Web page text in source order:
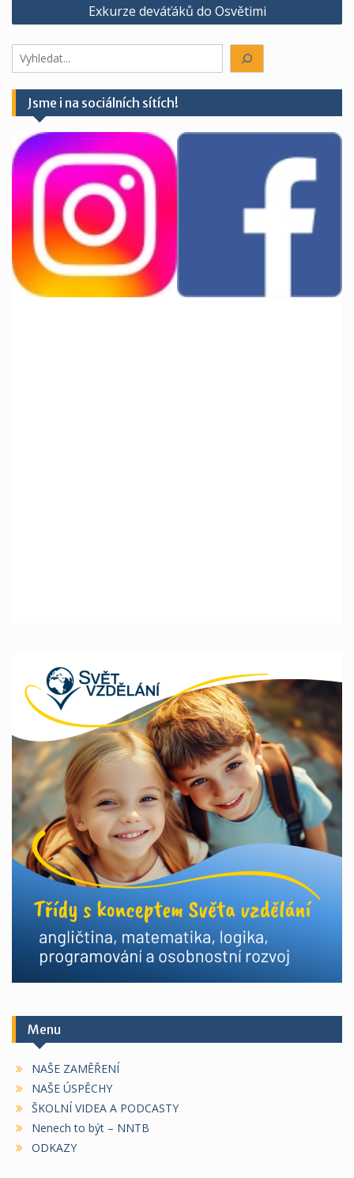
Exkurze deváťáků do Osvětimi
Hledáte
něco?
Jsme i na sociálních sítích!
Menu
NAŠE ZAMĚŘENÍ
NAŠE ÚSPĚCHY
ŠKOLNÍ VIDEA A PODCASTY
Nenech to být – NNTB
ODKAZY